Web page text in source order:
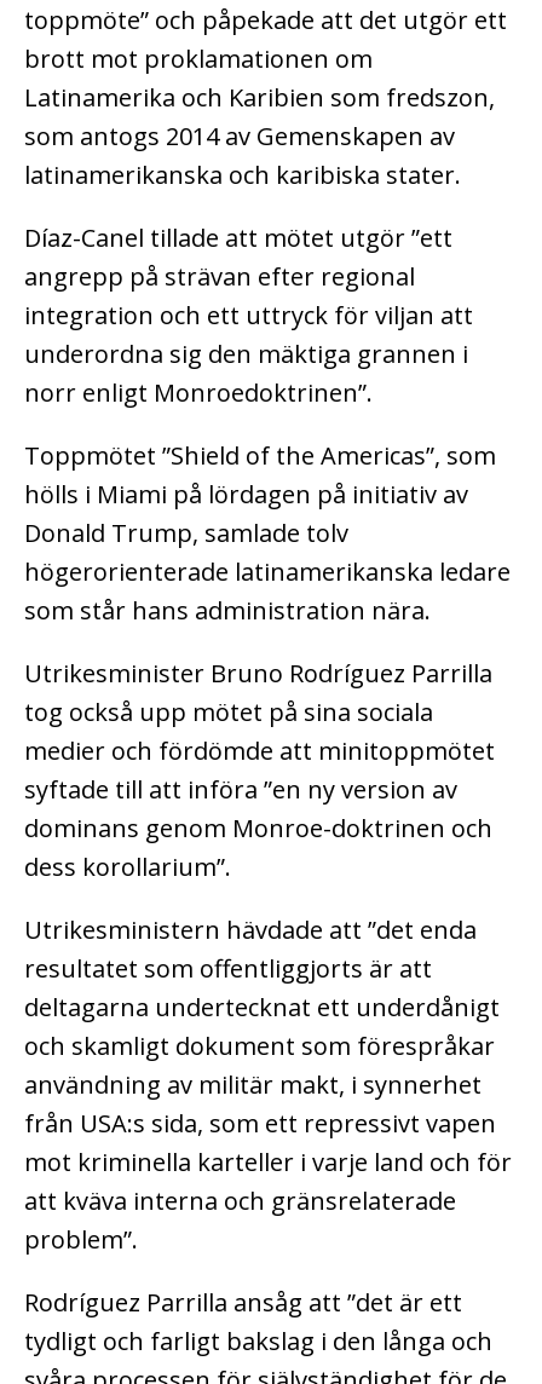
toppmöte” och påpekade att det utgör ett
brott mot proklamationen om
Latinamerika och Karibien som fredszon,
som antogs 2014 av Gemenskapen av
latinamerikanska och karibiska stater.
Díaz-Canel tillade att mötet utgör ”ett
angrepp på strävan efter regional
integration och ett uttryck för viljan att
underordna sig den mäktiga grannen i
norr enligt Monroedoktrinen”.
Toppmötet ”Shield of the Americas”, som
hölls i Miami på lördagen på initiativ av
Donald Trump, samlade tolv
högerorienterade latinamerikanska ledare
som står hans administration nära.
Utrikesminister Bruno Rodríguez Parrilla
tog också upp mötet på sina sociala
medier och fördömde att minitoppmötet
syftade till att införa ”en ny version av
dominans genom Monroe-doktrinen och
dess korollarium”.
Utrikesministern hävdade att ”det enda
resultatet som offentliggjorts är att
deltagarna undertecknat ett underdånigt
och skamligt dokument som förespråkar
användning av militär makt, i synnerhet
från USA:s sida, som ett repressivt vapen
mot kriminella karteller i varje land och för
att kväva interna och gränsrelaterade
problem”.
Rodríguez Parrilla ansåg att ”det är ett
tydligt och farligt bakslag i den långa och